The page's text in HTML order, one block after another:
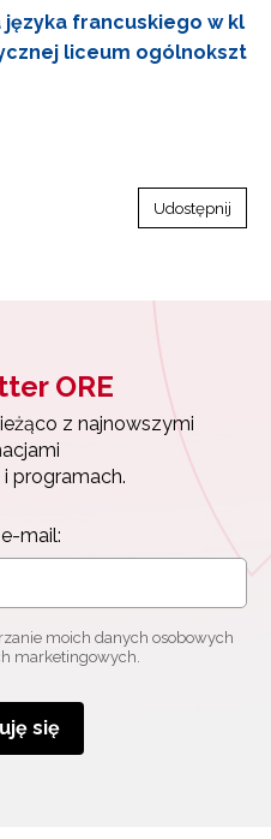
francuskiego w kl
liceum ogólnokszt
Udostępnij
ORE
z najnowszymi
programach.
mail:
moich danych osobowych
marketingowych.
się